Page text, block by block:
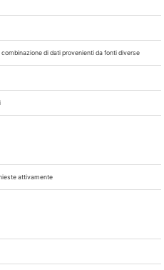
| P.iva 08056040960
Viale Enrico Forlanini 21 -
n° 5578/2022 del